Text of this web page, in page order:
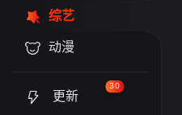
综艺
动漫
更新
30